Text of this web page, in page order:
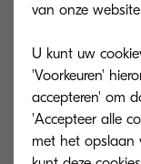
Slechts 22%
van onze
U kunt uw
'Voorkeuren'
accepteren' om
'Accepteer alle
met het opslaan